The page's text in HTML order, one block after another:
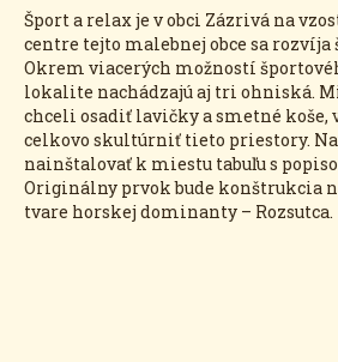
Šport a relax je v obci Zázrivá na
centre tejto malebnej obce sa rozvíja
Okrem viacerých možností
lokalite nachádzajú aj tri ohniská.
chceli osadiť lavičky a smetné
celkovo skultúrniť tieto priestory.
nainštalovať k miestu tabuľu s
Originálny prvok bude konštrukcia
tvare horskej dominanty – Rozsutca.